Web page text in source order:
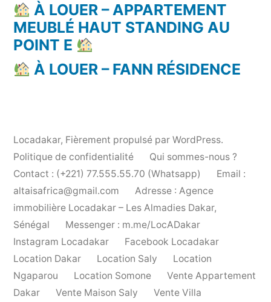
À LOUER – APPARTEMENT
MEUBLÉ HAUT STANDING AU
POINT E
À LOUER – FANN RÉSIDENCE
Locadakar, Fièrement propulsé par WordPress.
Politique de confidentialité
Qui sommes-nous ?
Contact : (+221) 77.555.55.70 (Whatsapp)
Email :
altaisafrica@gmail.com
Adresse : Agence
immobilière Locadakar – Les Almadies Dakar,
Sénégal
Messenger : m.me/LocADakar
Instagram Locadakar
Facebook Locadakar
Location Dakar
Location Saly
Location
Ngaparou
Location Somone
Vente Appartement
Dakar
Vente Maison Saly Vente Villa